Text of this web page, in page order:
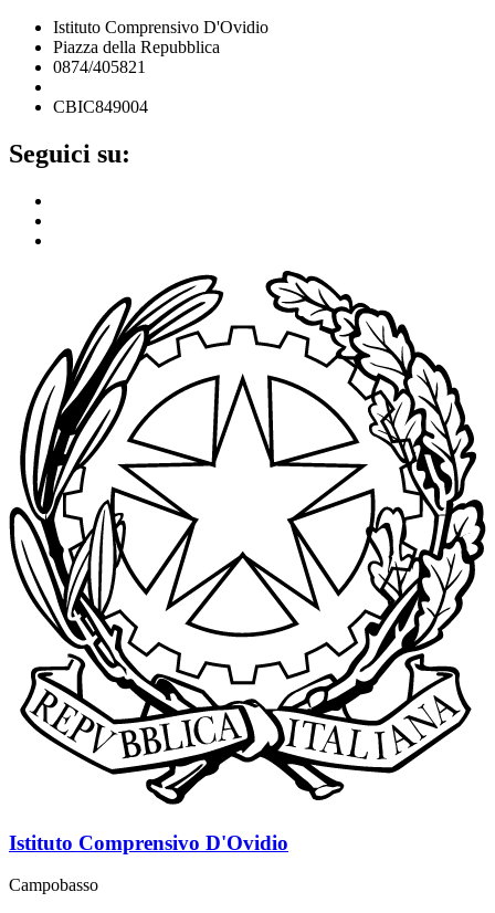
Istituto Comprensivo D'Ovidio
Piazza della Repubblica
0874/405821
CBIC849004
Seguici su:
Istituto Comprensivo D'Ovidio
Campobasso